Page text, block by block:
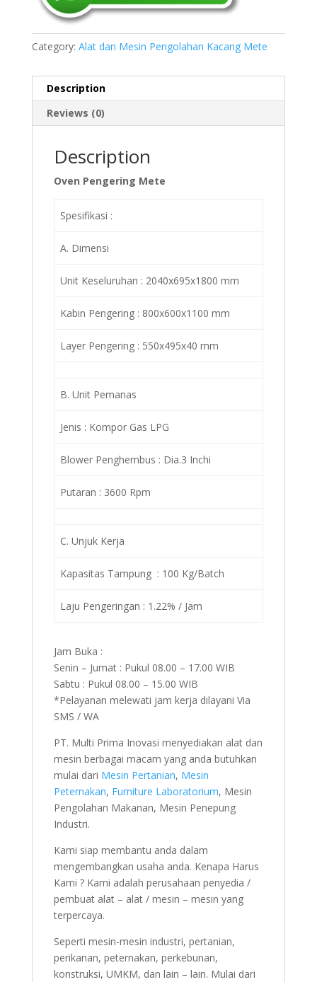
Category: Alat dan Mesin Pengolahan Kacang Mete
Description
Reviews (0)
Description
Oven Pengering Mete
Spesifikasi :
A. Dimensi
Unit Keseluruhan : 2040x695x1800 mm
Kabin Pengering : 800x600x1100 mm
Layer Pengering : 550x495x40 mm
B. Unit Pemanas
Jenis : Kompor Gas LPG
Blower Penghembus : Dia.3 Inchi
Putaran : 3600 Rpm
C. Unjuk Kerja
Kapasitas Tampung : 100 Kg/Batch
Laju Pengeringan : 1.22% / Jam
Jam Buka :
Senin – Jumat : Pukul 08.00 – 17.00 WIB
Sabtu : Pukul 08.00 – 15.00 WIB
*Pelayanan melewati jam kerja dilayani Via
SMS / WA
PT. Multi Prima Inovasi menyediakan alat dan
mesin berbagai macam yang anda butuhkan
mulai dari Mesin Pertanian, Mesin
Peternakan, Furniture Laboratorium, Mesin
Pengolahan Makanan, Mesin Penepung
Industri.
Kami siap membantu anda dalam
mengembangkan usaha anda. Kenapa Harus
Kami ? Kami adalah perusahaan penyedia /
pembuat alat – alat / mesin – mesin yang
terpercaya.
Seperti mesin-mesin industri, pertanian,
perikanan, peternakan, perkebunan,
konstruksi, UMKM, dan lain – lain. Mulai dari